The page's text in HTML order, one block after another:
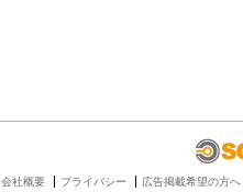
会社概要 プライバシー
広告掲載希望の方へ